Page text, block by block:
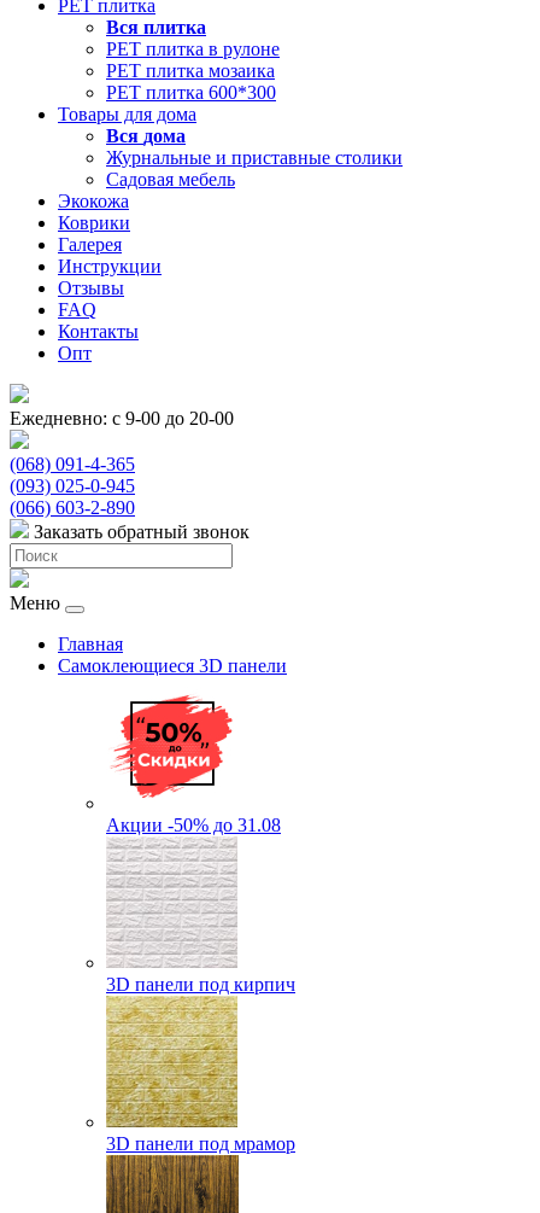
РЕТ плитка
Вся плитка
РЕТ плитка в рулоне
РЕТ плитка мозаика
РЕТ плитка 600*300
Товары для дома
Вся дома
Журнальные и приставные столики
Садовая мебель
Экокожа
Коврики
Галерея
Инструкции
Отзывы
FAQ
Контакты
Опт
Ежедневно: с 9-00 до 20-00
(068) 091-4-365
(093) 025-0-945
(066) 603-2-890
Заказать обратный звонок
Меню
Главная
Самоклеющиеся 3D панели
Акции -50% до 31.08
3D панели под кирпич
3D панели под мрамор